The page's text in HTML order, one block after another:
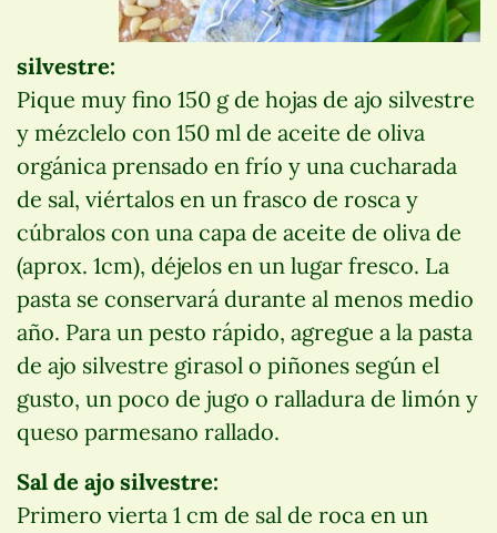
silvestre:
Pique muy fino 150 g de hojas de ajo silvestre
y mézclelo con 150 ml de aceite de oliva
orgánica prensado en frío y una cucharada
de sal, viértalos en un frasco de rosca y
cúbralos con una capa de aceite de oliva de
(aprox. 1cm), déjelos en un lugar fresco. La
pasta se conservará durante al menos medio
año. Para un pesto rápido, agregue a la pasta
de ajo silvestre girasol o piñones según el
gusto, un poco de jugo o ralladura de limón y
queso parmesano rallado.
Sal de ajo silvestre:
Primero vierta 1 cm de sal de roca en un